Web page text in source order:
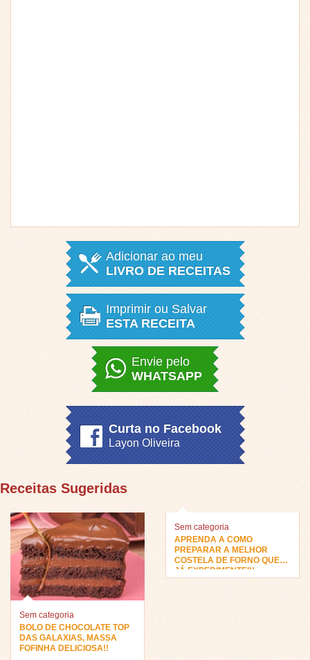
Adicionar ao meu
LIVRO DE RECEITAS
Imprimir ou Salvar
ESTA RECEITA
Envie pelo
WHATSAPP
Curta no Facebook
Layon Oliveira
Receitas Sugeridas
Sem categoria
BOLO DE CHOCOLATE TOP
DAS GALAXIAS, MASSA
FOFINHA DELICIOSA!!
Sem categoria
APRENDA A COMO
PREPARAR A MELHOR
COSTELA DE FORNO QUE
JÁ EXPERIMENTEI!!